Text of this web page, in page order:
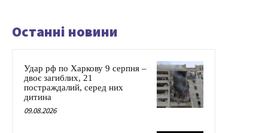
Останні новини
Удар рф по Харкову 9 серпня –
двоє загиблих, 21
постраждалий, серед них
дитина
09.08.2026